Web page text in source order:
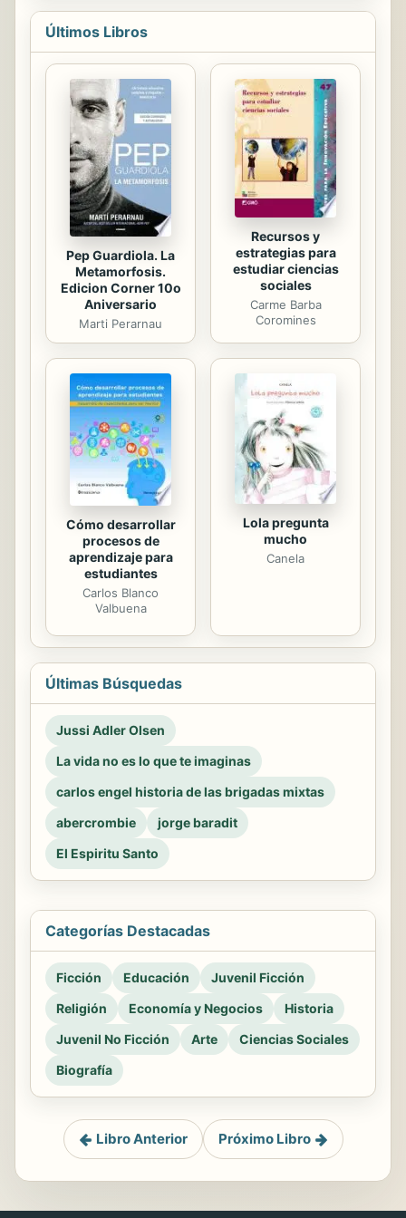
Últimos Libros
Pep Guardiola. La
Metamorfosis.
Edicion Corner 10o
Aniversario
Marti Perarnau
Recursos y
estrategias para
estudiar ciencias
sociales
Carme Barba
Coromines
Cómo desarrollar
procesos de
aprendizaje para
estudiantes
Carlos Blanco
Valbuena
Lola pregunta
mucho
Canela
Últimas Búsquedas
Jussi Adler Olsen
La vida no es lo que te imaginas
carlos engel historia de las brigadas mixtas
abercrombie
jorge baradit
El Espiritu Santo
Categorías Destacadas
Ficción Educación
Juvenil Ficción
Religión
Economía y Negocios
Historia
Juvenil No Ficción
Arte
Ciencias Sociales
Biografía
Libro Anterior Próximo Libro